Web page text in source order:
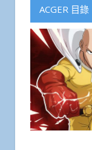
ACGER 目錄